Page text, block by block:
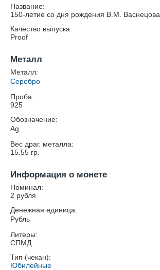
Название:
150-летие со дня рождения В.М. Васнецова
Качество выпуска:
Proof
Металл
Металл:
Серебро
Проба:
925
Обозначение:
Ag
Вес драг. металла:
15.55 гр.
Информация о монете
Номинал:
2 рубля
Денежная единица:
Рубль
Литеры:
СПМД
Тип (чекан):
Юбилейные